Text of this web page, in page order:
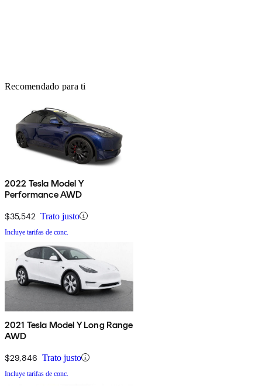
Recomendado para ti
2022 Tesla Model Y
Performance AWD
$35,542 Trato justo
Incluye tarifas de conc.
2021 Tesla Model Y Long Range
AWD
$29,846 Trato justo
Incluye tarifas de conc.